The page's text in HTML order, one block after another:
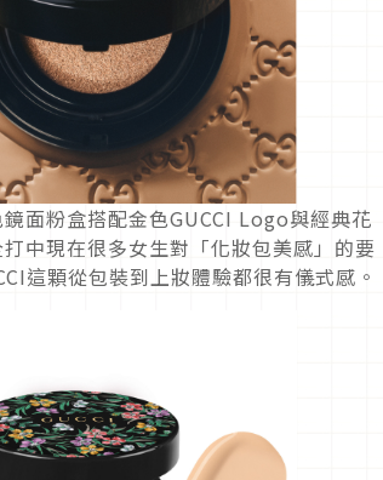
面粉盒搭配金色GUCCI Logo與經典花
中現在很多女生對「化妝包美感」的要
這顆從包裝到上妝體驗都很有儀式感。